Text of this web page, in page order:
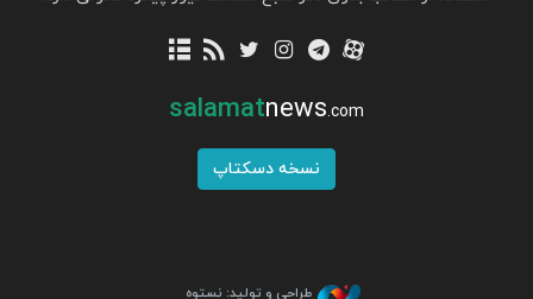
salamatnews.com
نسخه دسکتاپ
طراحی و تولید: نستوه